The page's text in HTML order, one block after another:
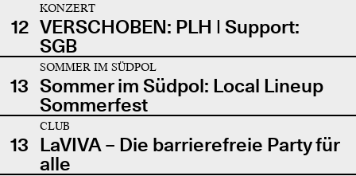
12
KONZERT
VERSCHOBEN: PLH | Support:
SGB
13
SOMMER IM SÜDPOL
Sommer im Südpol: Local Lineup
Sommerfest
13
CLUB
LaVIVA – Die barrierefreie Party für
alle